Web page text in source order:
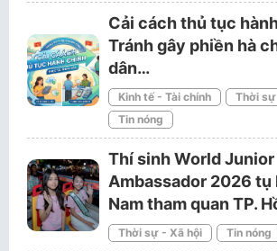
Cải cách thủ tục
Tránh gây phiền hà
dân…
Kinh tế - Tài chính
Thời
Tin nóng
Thí sinh World
Ambassador 2026 tụ
Nam tham quan TP.
Thời sự - Xã hội Tin nóng